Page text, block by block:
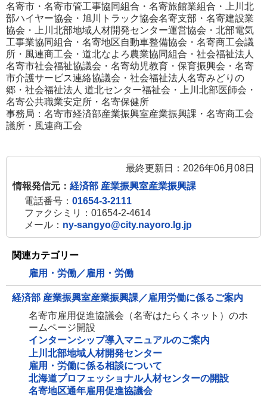
名寄市・名寄市管工事協同組合・名寄旅館業組合・上川北
部ハイヤー協会・旭川トラック協会名寄支部・名寄建設業
協会・上川北部地域人材開発センター運営協会・北部電気
工事業協同組合・名寄地区自動車整備協会・名寄商工会議
所・風連商工会・道北なよろ農業協同組合・社会福祉法人
名寄市社会福祉協議会・名寄幼児教育・保育振興会・名寄
市介護サービス連絡協議会・社会福祉法人名寄みどりの
郷・社会福祉法人 道北センター福祉会・上川北部医師会・
名寄公共職業安定所・名寄保健所
事務局：名寄市経済部産業振興室産業振興課・名寄商工会
議所・風連商工会
最終更新日：2026年06月08日
情報発信元： 経済部 産業振興室産業振興課
電話番号： 01654-3-2111
ファクシミリ：01654-2-4614
メール： ny-sangyo@city.nayoro.lg.jp
関連カテゴリー
雇用・労働／雇用・労働
経済部 産業振興室産業振興課／雇用労働に係るご案内
名寄市雇用促進協議会（名寄はたらくネット）のホ
ームページ開設
インターンシップ導入マニュアルのご案内
上川北部地域人材開発センター
雇用・労働に係る相談について
北海道プロフェッショナル人材センターの開設
名寄地区通年雇用促進協議会